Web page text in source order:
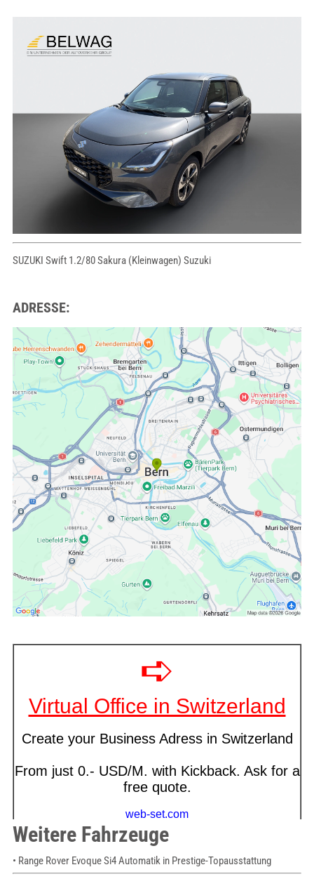
SUZUKI Swift 1.2/80 Sakura (Kleinwagen) Suzuki
ADRESSE:
Weitere Fahrzeuge
• Range Rover Evoque Si4 Automatik in Prestige-Topausstattung